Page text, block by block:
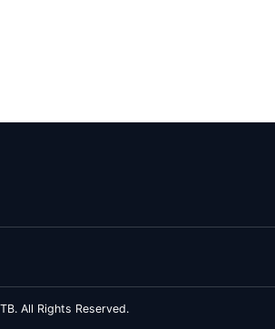
All Rights Reserved.